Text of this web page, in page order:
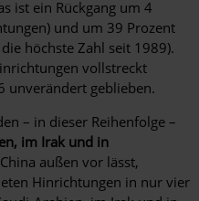
ist ein Rückgang um 4
und um 39 Prozent
höchste Zahl seit 1989).
vollstreckt
unverändert geblieben.
– in dieser Reihenfolge –
im Irak und in
außen vor lässt,
Hinrichtungen in nur vier